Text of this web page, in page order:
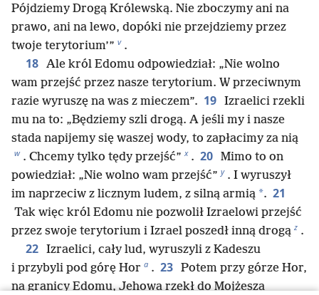
Pójdziemy Drogą Królewską. Nie zboczymy ani na
prawo, ani na lewo, dopóki nie przejdziemy przez
twoje terytorium’” v .
18 Ale król Edomu odpowiedział: „Nie wolno
wam przejść przez nasze terytorium. W przeciwnym
razie wyruszę na was z mieczem”. 19 Izraelici rzekli
mu na to: „Będziemy szli drogą. A jeśli my i nasze
stada napijemy się waszej wody, to zapłacimy za nią
w . Chcemy tylko tędy przejść” x . 20 Mimo to on
powiedział: „Nie wolno wam przejść” y . I wyruszył
im naprzeciw z licznym ludem, z silną armią *. 21
Tak więc król Edomu nie pozwolił Izraelowi przejść
przez swoje terytorium i Izrael poszedł inną drogą z .
22 Izraelici, cały lud, wyruszyli z Kadeszu
i przybyli pod górę Hor a . 23 Potem przy górze Hor,
na granicy Edomu, Jehowa rzekł do Mojżesza